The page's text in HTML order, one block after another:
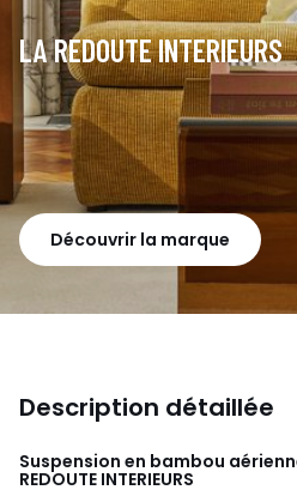
LA REDOUTE INTERIEURS
Découvrir la marque
Description détaillée
Suspension en bambou
REDOUTE INTERIEURS